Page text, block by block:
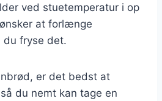
ved stuetemperatur i op
at forlænge
du fryse det.
er det bedst at
du nemt kan tage en